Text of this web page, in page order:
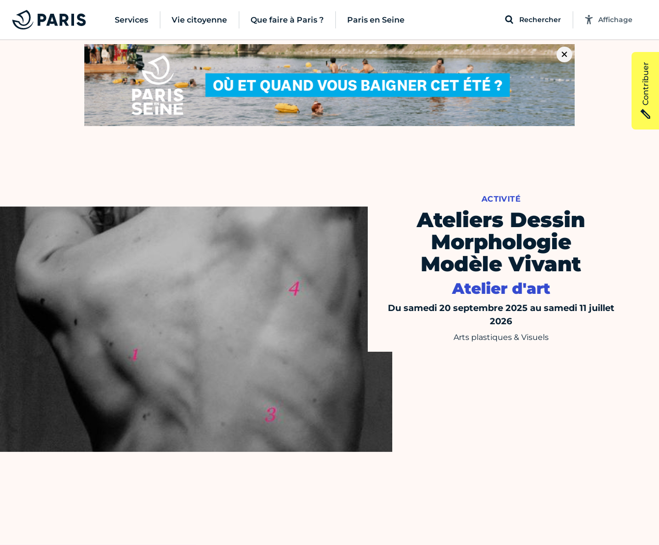
Services Vie citoyenne Que faire à Paris ? Paris en Seine Rechercher Affichage
ACTIVITÉ
Ateliers Dessin
Morphologie
Modèle Vivant
Atelier d'art
Du samedi 20 septembre 2025 au samedi 11 juillet
2026
Arts plastiques & Visuels
Contribuer